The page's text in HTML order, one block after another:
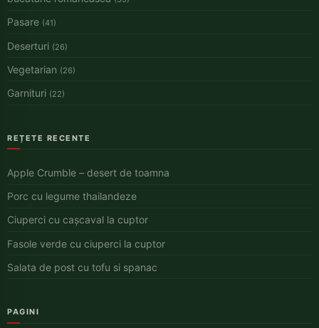
Pasare (41)
Deserturi (26)
Vegetarian (26)
Garnituri (22)
REȚETE RECENTE
Apple Crumble – desert de toamna
Porc cu legume thailandeze
Ciuperci cu cașcaval la cuptor
Fasole verde cu ciuperci la cuptor
Salata de post cu tofu si spanac
PAGINI